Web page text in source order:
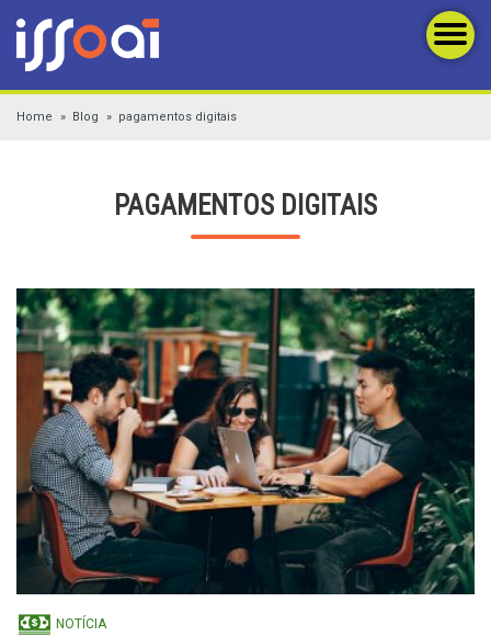
Home Blog pagamentos digitais
PAGAMENTOS DIGITAIS
NOTÍCIA